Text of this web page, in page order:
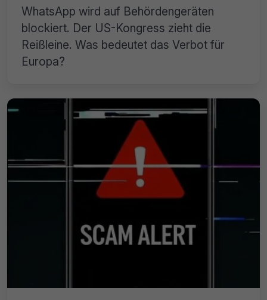
WhatsApp wird auf Behördengeräten
blockiert. Der US-Kongress zieht die
Reißleine. Was bedeutet das Verbot für
Europa?